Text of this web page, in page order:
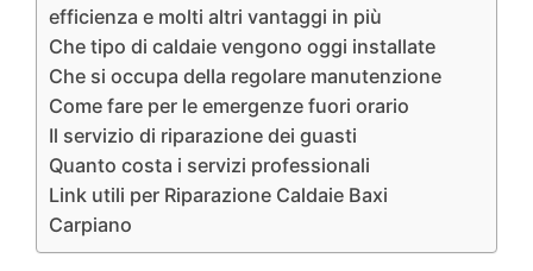
efficienza e molti altri vantaggi in più
Che tipo di caldaie vengono oggi installate
Che si occupa della regolare manutenzione
Come fare per le emergenze fuori orario
Il servizio di riparazione dei guasti
Quanto costa i servizi professionali
Link utili per Riparazione Caldaie Baxi
Carpiano